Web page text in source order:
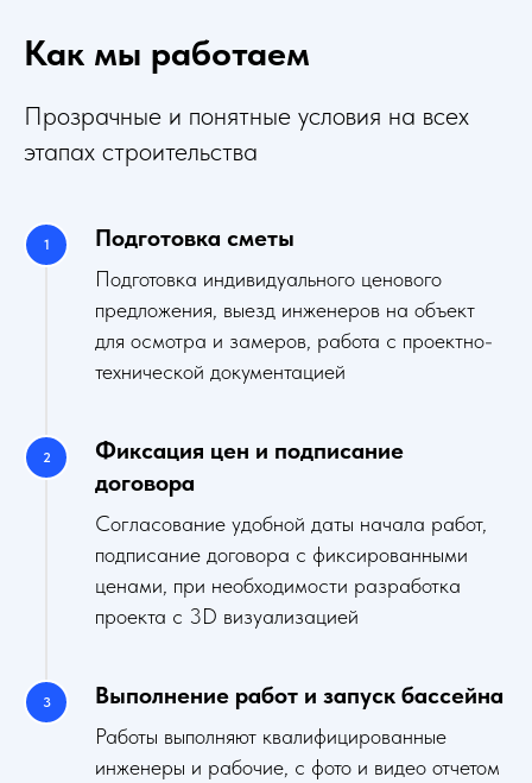
Как мы работаем
Прозрачные и понятные условия на всех
этапах строительства
Подготовка сметы
Подготовка индивидуального ценового
предложения, выезд инженеров на объект
для осмотра и замеров, работа с проектно-
технической документацией
Фиксация цен и подписание
договора
Согласование удобной даты начала работ,
подписание договора с фиксированными
ценами, при необходимости разработка
проекта с 3D визуализацией
Выполнение работ и запуск бассейна
Работы выполняют квалифицированные
инженеры и рабочие, с фото и видео отчетом